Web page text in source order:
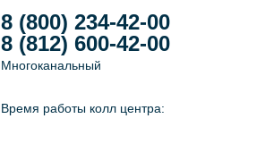
8 (800) 234-42-00
8 (812) 600-42-00
Многоканальный
Время работы колл центра: